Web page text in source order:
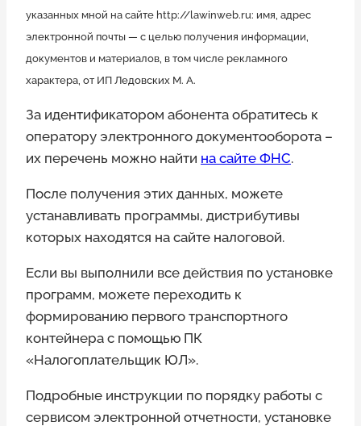
указанных мной на сайте http://lawinweb.ru: имя, адрес
электронной почты — с целью получения информации,
документов и материалов, в том числе рекламного
характера, от ИП Ледовских М. А.
За идентификатором абонента обратитесь к
оператору электронного документооборота –
их перечень можно найти на сайте ФНС.
После получения этих данных, можете
устанавливать программы, дистрибутивы
которых находятся на сайте налоговой.
Если вы выполнили все действия по установке
программ, можете переходить к
формированию первого транспортного
контейнера с помощью ПК
«Налогоплательщик ЮЛ».
Подробные инструкции по порядку работы с
сервисом электронной отчетности, установке